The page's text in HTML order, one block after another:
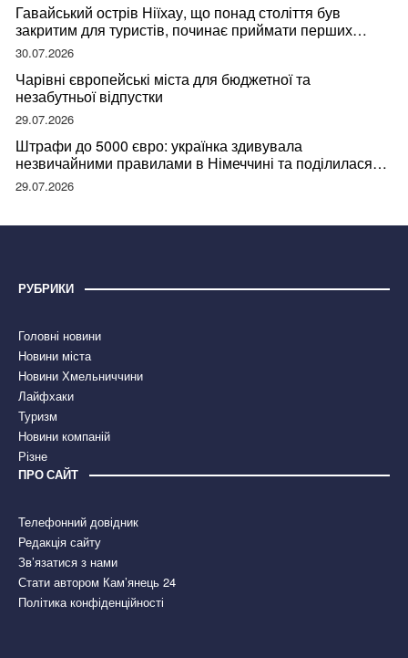
Гавайський острів Ніїхау, що понад століття був
закритим для туристів, починає приймати перших
відвідувачів
30.07.2026
Чарівні європейські міста для бюджетної та
незабутньої відпустки
29.07.2026
Штрафи до 5000 євро: українка здивувала
незвичайними правилами в Німеччині та поділилася
правдою
29.07.2026
РУБРИКИ
Головні новини
Новини міста
Новини Хмельниччини
Лайфхаки
Туризм
Новини компаній
Різне
ПРО САЙТ
Телефонний довідник
Редакція сайту
Зв’язатися з нами
Стати автором Кам’янець 24
Політика конфіденційності